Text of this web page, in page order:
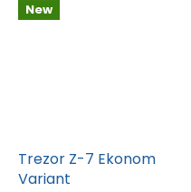
New
Trezor Z-7 Ekonom
Variant